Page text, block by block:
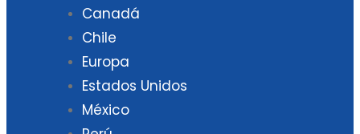
Canadá
Chile
Europa
Estados Unidos
México